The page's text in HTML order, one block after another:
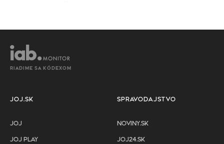
RIADIME SA KÓDEXOM
JOJ.SK
JOJ
JOJ PLAY
SPRAVODAJSTVO
NOVINY.SK
JOJ24.SK